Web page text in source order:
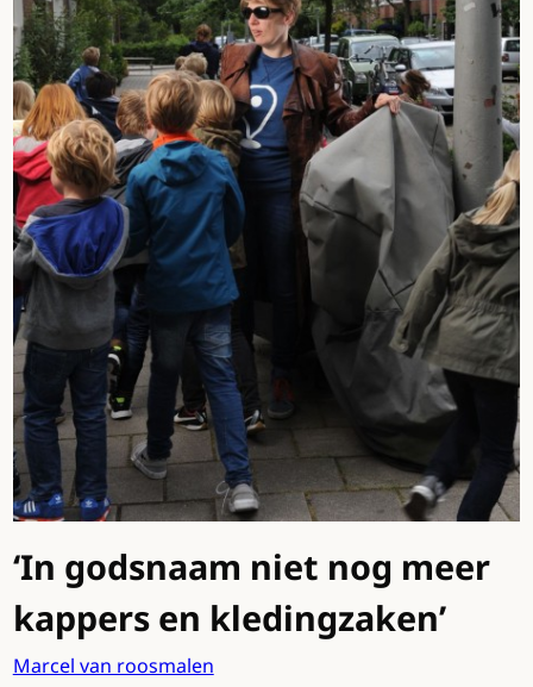
‘In godsnaam niet nog meer
kappers en kledingzaken’
Marcel van roosmalen